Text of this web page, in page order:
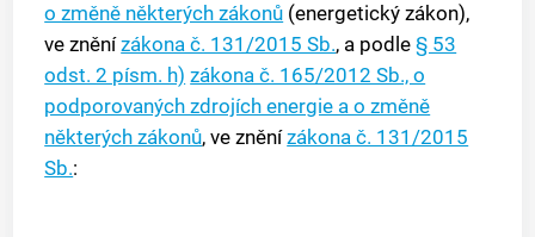
o změně některých zákonů (energetický zákon),
ve zněnízákona č. 131/2015 Sb., a podle§ 53
odst. 2 písm. h) zákona č. 165/2012 Sb., o
podporovaných zdrojích energie a o změně
některých zákonů, ve zněnízákona č. 131/2015
Sb.: